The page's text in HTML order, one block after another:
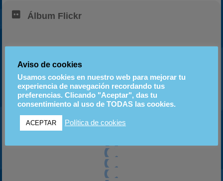
Álbum Flickr
656 fotos
Aviso de cookies
Usamos cookies en nuestro web para mejorar tu
experiencia de navegación recordando tus
preferencias. Clicando "Aceptar", das tu
consentimiento al uso de TODAS las cookies.
ACEPTAR Política de cookies